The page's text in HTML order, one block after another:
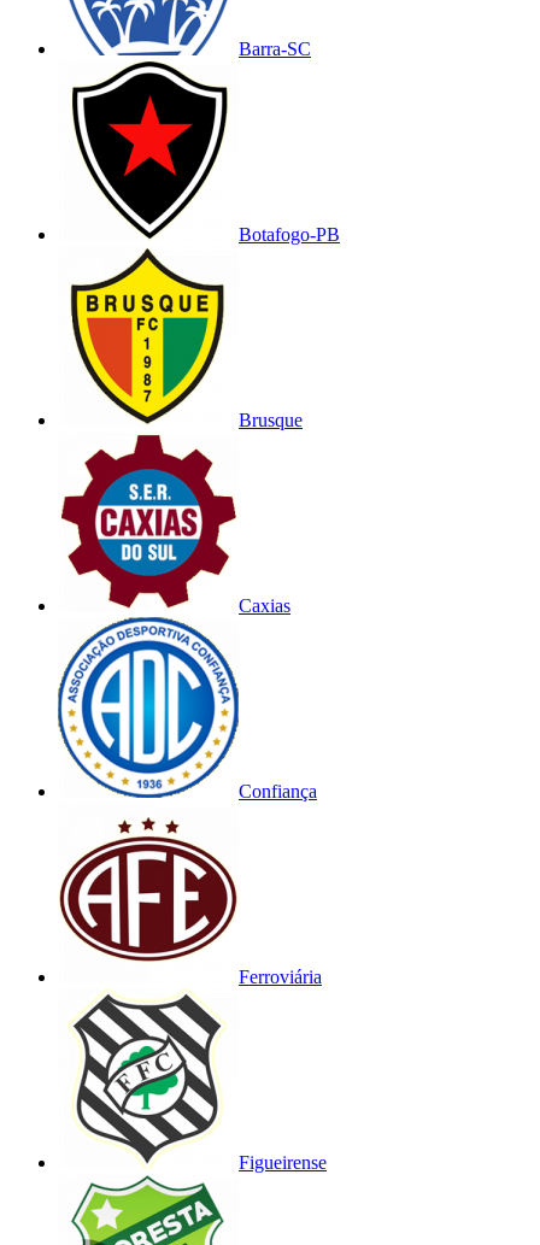
Barra-SC
Botafogo-PB
Brusque
Caxias
Confiança
Ferroviária
Figueirense